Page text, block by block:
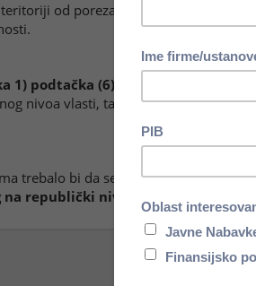
od poreza na dohodak
1) podtačka (6) menja se
(u delu
nivoa vlasti, tako da opštinama po
trebalo bi da se postigne
republički nivo.